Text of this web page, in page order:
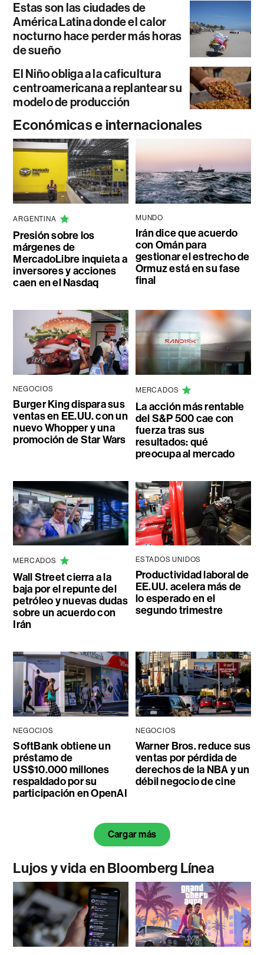
Estas son las ciudades de
América Latina donde el calor
nocturno hace perder más horas
de sueño
El Niño obliga a la caficultura
centroamericana a replantear su
modelo de producción
Económicas e internacionales
ARGENTINA
Presión sobre los
márgenes de
MercadoLibre inquieta a
inversores y acciones
caen en el Nasdaq
MUNDO
Irán dice que acuerdo
con Omán para
gestionar el estrecho de
Ormuz está en su fase
final
NEGOCIOS
Burger King dispara sus
ventas en EE.UU. con un
nuevo Whopper y una
promoción de Star Wars
MERCADOS
La acción más rentable
del S&P 500 cae con
fuerza tras sus
resultados: qué
preocupa al mercado
MERCADOS
Wall Street cierra a la
baja por el repunte del
petróleo y nuevas dudas
sobre un acuerdo con
Irán
ESTADOS UNIDOS
Productividad laboral de
EE.UU. acelera más de
lo esperado en el
segundo trimestre
NEGOCIOS
SoftBank obtiene un
préstamo de
US$10.000 millones
respaldado por su
participación en OpenAI
NEGOCIOS
Warner Bros. reduce sus
ventas por pérdida de
derechos de la NBA y un
débil negocio de cine
Cargar más
Lujos y vida en Bloomberg Línea